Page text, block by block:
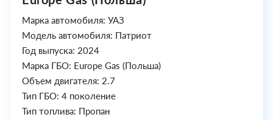
Марка автомобиля: УАЗ
Модель автомобиля: Патриот
Год выпуска: 2024
Марка ГБО: Europe Gas (Польша)
Объем двигателя: 2.7
Тип ГБО: 4 поколение
Тип топлива: Пропан